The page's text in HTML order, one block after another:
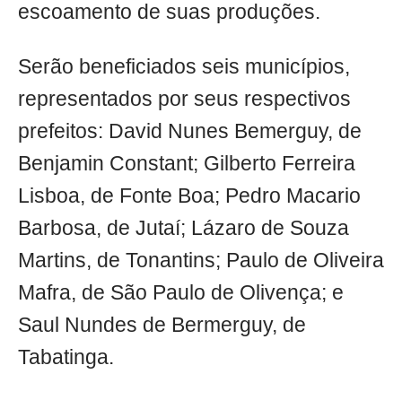
escoamento de suas produções.
Serão beneficiados seis municípios,
representados por seus respectivos
prefeitos: David Nunes Bemerguy, de
Benjamin Constant; Gilberto Ferreira
Lisboa, de Fonte Boa; Pedro Macario
Barbosa, de Jutaí; Lázaro de Souza
Martins, de Tonantins; Paulo de Oliveira
Mafra, de São Paulo de Olivença; e
Saul Nundes de Bermerguy, de
Tabatinga.